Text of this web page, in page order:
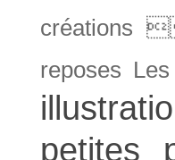
créations 
reposes
petites